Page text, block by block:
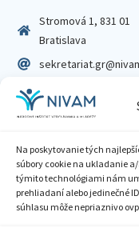
Na poskytovanie tých
súbory cookie na ukladanie
týmito technológiami nám
prehliadaní alebo jedinečné
súhlasu môže nepriaznivo
Stromová 1, 831 01
Bratislava
IČO: 00164348
DIČ: 2020798714